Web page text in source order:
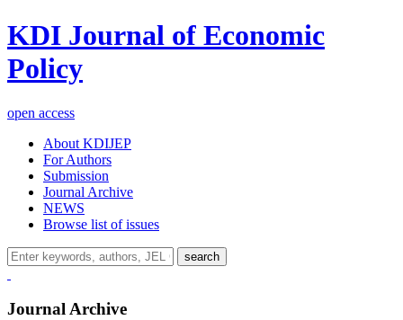
KDI Journal of Economic
Policy
open access
About KDIJEP
For Authors
Submission
Journal Archive
NEWS
Browse list of issues
search
Journal Archive